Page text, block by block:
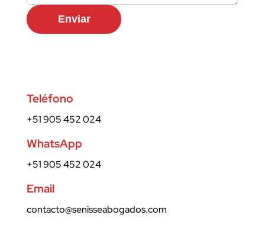
Enviar
Teléfono
+51 905 452 024
WhatsApp
+51 905 452 024
Email
contacto@senisseabogados.com